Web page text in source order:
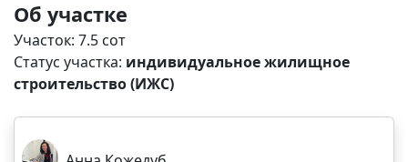
Об участке
Участок: 7.5 сот
Статус участка: индивидуальное жилищное
строительство (ИЖС)